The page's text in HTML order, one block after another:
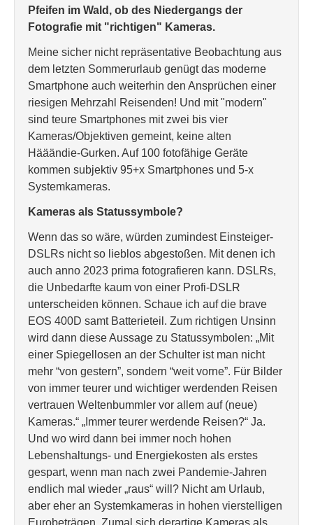
Pfeifen im Wald, ob des Niedergangs der
Fotografie mit "richtigen" Kameras.
Meine sicher nicht repräsentative Beobachtung aus
dem letzten Sommerurlaub genügt das moderne
Smartphone auch weiterhin den Ansprüchen einer
riesigen Mehrzahl Reisenden! Und mit "modern"
sind teure Smartphones mit zwei bis vier
Kameras/Objektiven gemeint, keine alten
Hääändie-Gurken. Auf 100 fotofähige Geräte
kommen subjektiv 95+x Smartphones und 5-x
Systemkameras.
Kameras als Statussymbole?
Wenn das so wäre, würden zumindest Einsteiger-
DSLRs nicht so lieblos abgestoßen. Mit denen ich
auch anno 2023 prima fotografieren kann. DSLRs,
die Unbedarfte kaum von einer Profi-DSLR
unterscheiden können. Schaue ich auf die brave
EOS 400D samt Batterieteil. Zum richtigen Unsinn
wird dann diese Aussage zu Statussymbolen: „Mit
einer Spiegellosen an der Schulter ist man nicht
mehr “von gestern”, sondern “weit vorne”. Für Bilder
von immer teurer und wichtiger werdenden Reisen
vertrauen Weltenbummler vor allem auf (neue)
Kameras.“ „Immer teurer werdende Reisen?“ Ja.
Und wo wird dann bei immer noch hohen
Lebenshaltungs- und Energiekosten als erstes
gespart, wenn man nach zwei Pandemie-Jahren
endlich mal wieder „raus“ will? Nicht am Urlaub,
aber eher an Systemkameras in hohen vierstelligen
Eurobeträgen. Zumal sich derartige Kameras als